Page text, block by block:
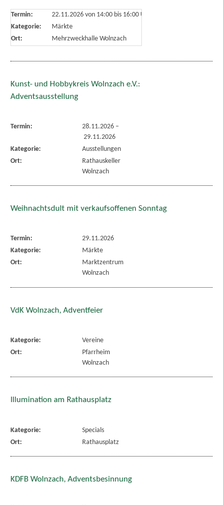
Termin: 22.11.2026 von 14:00bis 16:00 Uhr
Kategorie:
Märkte
Ort:
Mehrzweckhalle Wolnzach
Kunst- und Hobbykreis Wolnzach e.V.:
Adventsausstellung
Termin: 28.11.2026–
29.11.2026
Kategorie:
Ausstellungen
Ort:
Rathauskeller
Wolnzach
Weihnachtsdult mit verkaufsoffenen Sonntag
Termin:
29.11.2026
Kategorie:
Märkte
Ort:
Marktzentrum
Wolnzach
VdK Wolnzach, Adventfeier
Kategorie:
Vereine
Ort:
Pfarrheim
Wolnzach
Illumination am Rathausplatz
Kategorie:
Specials
Ort:
Rathausplatz
KDFB Wolnzach, Adventsbesinnung